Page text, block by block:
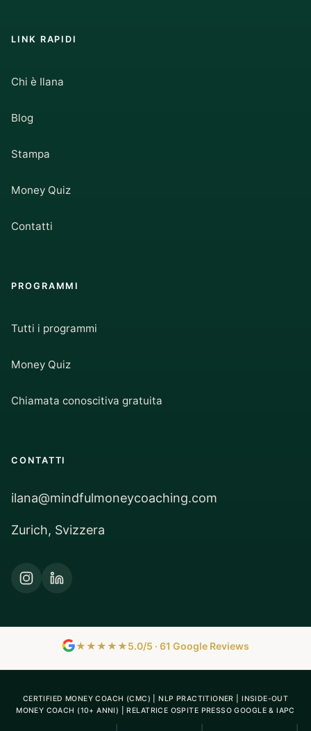
LINK RAPIDI
Chi è Ilana
Blog
Stampa
Money Quiz
Contatti
PROGRAMMI
Tutti i programmi
Money Quiz
Chiamata conoscitiva gratuita
CONTATTI
ilana@mindfulmoneycoaching.com
Zurich, Svizzera
★★★★★5.0/5 · 61 Google Reviews
CERTIFIED MONEY COACH (CMC) | NLP PRACTITIONER | INSIDE-OUT
MONEY COACH (10+ ANNI) | RELATRICE OSPITE PRESSO GOOGLE & IAPC